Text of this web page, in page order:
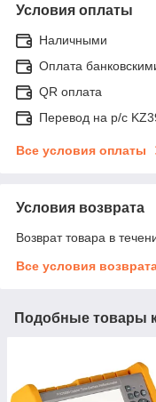
Условия оплаты
Наличными
Оплата
QR оплата
Перевод на р/с
Все условия оплаты
Условия возврата
Возврат товара в
Все условия
Подобные товары